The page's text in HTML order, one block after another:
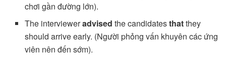
chơi gần đường lớn).
The intervieweradvised the candidatesthatthey
should arrive early. (Người phỏng vấn khuyên các ứng
viên nên đến sớm).